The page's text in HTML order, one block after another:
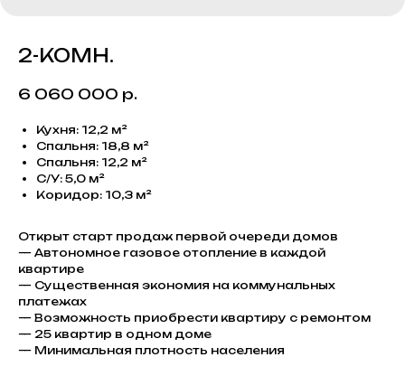
2-КОМН.
6 060 000 р.
Кухня: 12,2 м²
Спальня: 18,8 м²
Спальня: 12,2 м²
С/У: 5,0 м²
Коридор: 10,3 м²
Открыт старт продаж первой очереди домов
— Автономное газовое отопление в каждой
квартире
— Существенная экономия на коммунальных
платежах
— Возможность приобрести квартиру с ремонтом
— 25 квартир в одном доме
— Минимальная плотность населения